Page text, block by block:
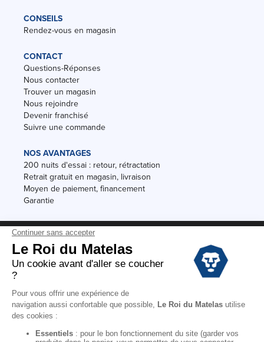
CONSEILS
Rendez-vous en magasin
CONTACT
Questions-Réponses
Nous contacter
Trouver un magasin
Nous rejoindre
Devenir franchisé
Suivre une commande
NOS AVANTAGES
200 nuits d'essai : retour, rétractation
Retrait gratuit en magasin, livraison
Moyen de paiement, financement
Garantie
Conditions des offres
Black Friday
Destockage
Conditions Générales de vente magasin
Mentions Légales